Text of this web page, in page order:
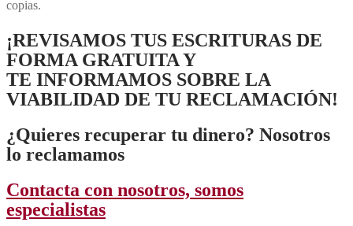
copias.
¡REVISAMOS TUS ESCRITURAS DE
FORMA GRATUITA Y
TE INFORMAMOS SOBRE LA
VIABILIDAD DE TU RECLAMACIÓN!
¿Quieres recuperar tu dinero? Nosotros
lo reclamamos
Contacta con nosotros, somos
especialistas